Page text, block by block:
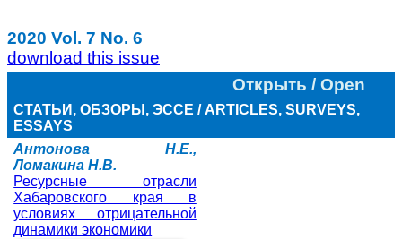
2020 Vol. 7 No. 6
download this issue
Открыть / Open
СТАТЬИ, ОБЗОРЫ, ЭССЕ / ARTICLES, SURVEYS,
ESSAYS
Антонова Н.Е.,
Ломакина Н.В.
Ресурсные отрасли
Хабаровского края в
условиях отрицательной
динамики экономики